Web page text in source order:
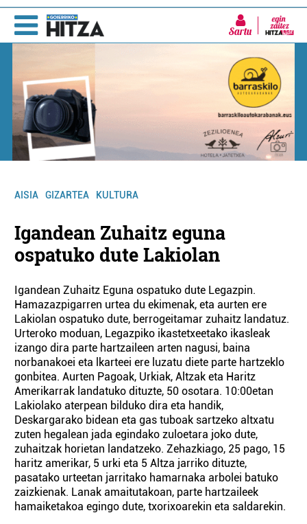
Sartu
AISIA GIZARTEA KULTURA
Igandean Zuhaitz eguna
ospatuko dute Lakiolan
Igandean Zuhaitz Eguna ospatuko dute Legazpin.
Hamazazpigarren urtea du ekimenak, eta aurten ere
Lakiolan ospatuko dute, berrogeitamar zuhaitz landatuz.
Urteroko moduan, Legazpiko ikastetxeetako ikasleak
izango dira parte hartzaileen arten nagusi, baina
norbanakoei eta lkarteei ere luzatu diete parte hartzeklo
gonbitea. Aurten Pagoak, Urkiak, Altzak eta Haritz
Amerikarrak landatuko dituzte, 50 osotara. 10:00etan
Lakiolako aterpean bilduko dira eta handik,
Deskargarako bidean eta gas tuboak sartzeko altxatu
zuten hegalean jada egindako zuloetara joko dute,
zuhaitzak horietan landatzeko. Zehazkiago, 25 pago, 15
haritz amerikar, 5 urki eta 5 Altza jarriko dituzte,
pasatako urteetan jarritako hamarnaka arbolei batuko
zaizkienak. Lanak amaitutakoan, parte hartzaileek
hamaiketakoa egingo dute, txorixoarekin eta saldarekin.